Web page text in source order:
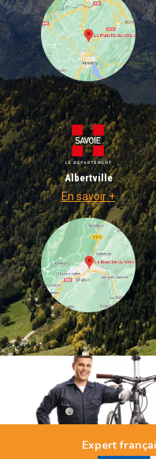
Albertville
En savoir +
Expert